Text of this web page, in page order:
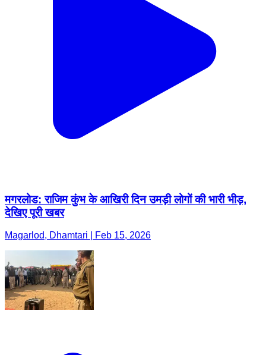
मगरलोड: राजिम कुंभ के आखिरी दिन उमड़ी लोगों की भारी भीड़,
देखिए पूरी खबर
Magarlod, Dhamtari | Feb 15, 2026